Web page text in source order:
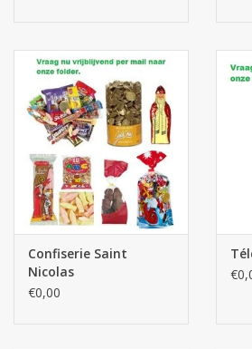
Confiserie Saint
Nicolas
€0,00